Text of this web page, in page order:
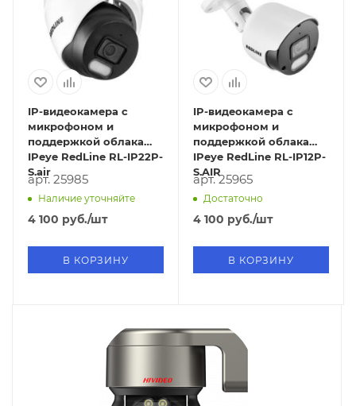
IP-видеокамера с
микрофоном и
поддержкой облака
IPeye RedLine RL-IP22P-
S.air
арт. 25985
Наличие уточняйте
4 100 руб./шт
В КОРЗИНУ
IP-видеокамера с
микрофоном и
поддержкой облака
IPeye RedLine RL-IP12P-
S.AIR
арт. 25965
Достаточно
4 100 руб./шт
В КОРЗИНУ